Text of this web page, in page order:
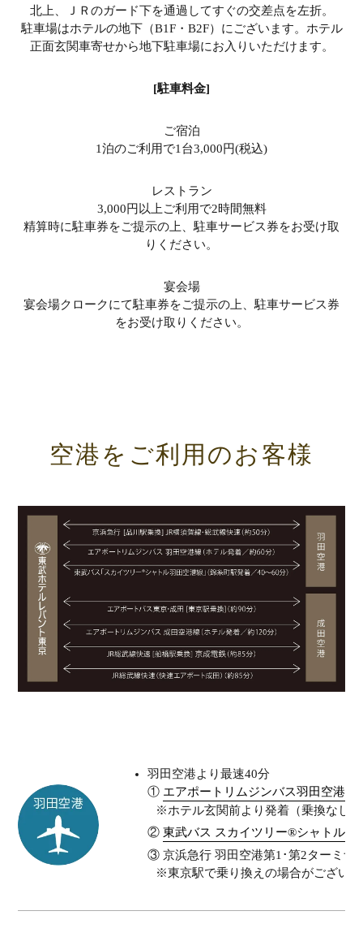
北上、ＪＲのガード下を通過してすぐの交差点を左折。
駐車場はホテルの地下（B1F・B2F）にございます。ホテル
正面玄関車寄せから地下駐車場にお入りいただけます。
[駐車料金]
ご宿泊
1泊のご利用で1台3,000円(税込)
レストラン
3,000円以上ご利用で2時間無料
精算時に駐車券をご提示の上、駐車サービス券をお受け取
りください。
宴会場
宴会場クロークにて駐車券をご提示の上、駐車サービス券
をお受け取りください。
空港をご利用のお客様
羽田空港より最速40分
① エアポートリムジンバス羽田空港線
※ホテル玄関前より発着（乗換なし）
②東武バス スカイツリー®シャトル羽
③ 京浜急行 羽田空港第1･第2ターミナ
※東京駅で乗り換えの場合がござい